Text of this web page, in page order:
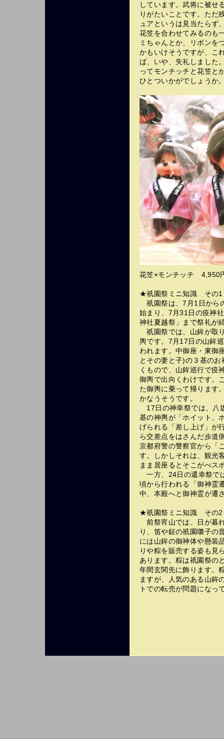
しています。武将に被せ
りがたいことです。ただ
ュアというは見当たらず
花笠を合わせてみるのも
ミちゃんとか、リボンを
かもいけそうですが、こ
ば、いや、失礼しました
ってモンチッチと花笠と
ひとついかがでしょうか
花笠×モンチッチ 4,950
★祇園祭ミニ知識 その
祇園祭は、7月1日から
始まり、7月31日の疫神
神社夏越祭」まで祭礼が
祇園祭では、山鉾が取
輿です。7月17日の山鉾
われます。中御座・東御
とその妻と子)の３基の
くもので、山鉾巡行で疫
御輿で出向くわけです。
た御輿に乗って帰ります
かなうそうです。
17日の神幸祭では、八
基の神輿が「ホイット、
げられる「差し上げ」が
ら交差点をはさんだ歩道
京都府警の警察官から「
す。しかしそれは、観光
まま居座るとそこがべス
一方、24日の還幸祭で
頃から行われる「御神霊
中、本殿へと御神霊が遷
★祇園祭ミニ知識 その
前祭宵山では、日が暮
り、笛や鉦の祇園囃子の
には山鉾の御神体や懸装
りや粽を販売する姿も見
あります。粽は祇園祭の
年間玄関先に飾ります。
ますが、人気のある山鉾
トでの転売が問題になっ